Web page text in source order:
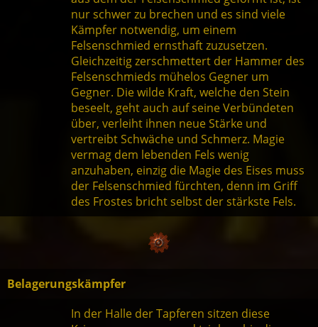
nur schwer zu brechen und es sind viele
Kämpfer notwendig, um einem
Felsenschmied ernsthaft zuzusetzen.
Gleichzeitig zerschmettert der Hammer des
Felsenschmieds mühelos Gegner um
Gegner. Die wilde Kraft, welche den Stein
beseelt, geht auch auf seine Verbündeten
über, verleiht ihnen neue Stärke und
vertreibt Schwäche und Schmerz. Magie
vermag dem lebenden Fels wenig
anzuhaben, einzig die Magie des Eises muss
der Felsenschmied fürchten, denn im Griff
des Frostes bricht selbst der stärkste Fels.
Belagerungskämpfer
In der Halle der Tapferen sitzen diese